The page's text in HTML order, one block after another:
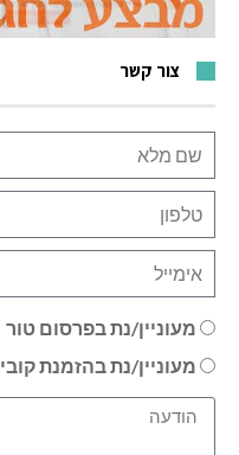
צור קשר
מעוניין/נת בפרסום טור
מעוניין/נת בהזמנת